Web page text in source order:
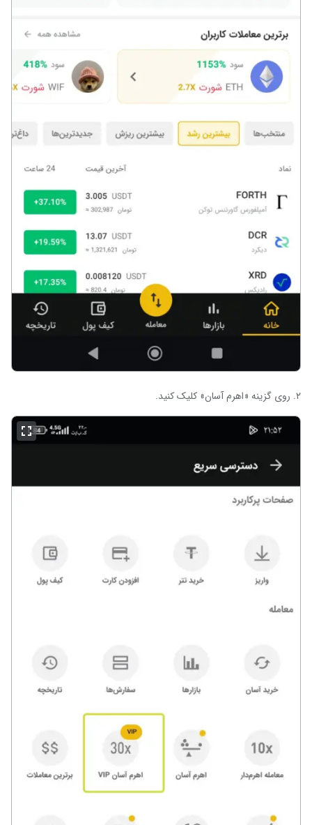
۲. روی گزینه «اهرم آسان» کلیک کنید.